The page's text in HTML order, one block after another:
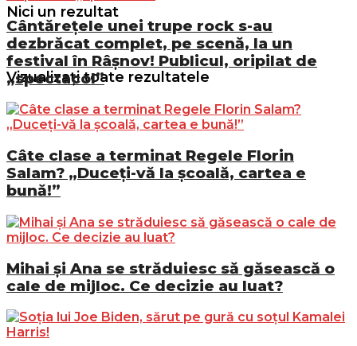
Nici un rezultat
Vizualizați toate rezultatele
Cântărețele unei trupe rock s-au
dezbrăcat complet, pe scenă, la un
festival în Râșnov! Publicul, oripilat de
„spectacol”
Câte clase a terminat Regele Florin
Salam? „Duceți-vă la școală, cartea e
bună!”
Mihai și Ana se străduiesc să găsească o
cale de mijloc. Ce decizie au luat?